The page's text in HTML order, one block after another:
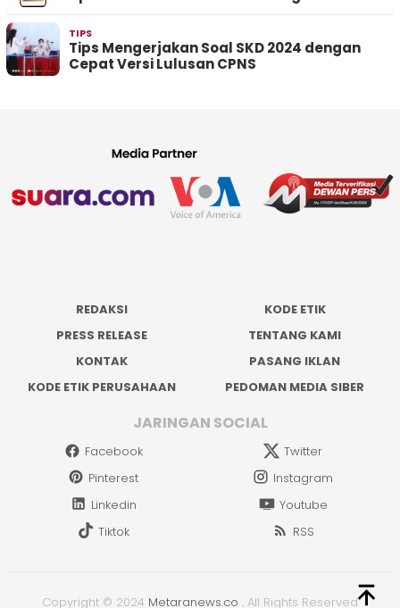
TIPS
Tips Mengerjakan Soal SKD 2024 dengan
Cepat Versi Lulusan CPNS
REDAKSI
KODE ETIK
PRESS RELEASE
TENTANG KAMI
KONTAK
PASANG IKLAN
KODE ETIK PERUSAHAAN
PEDOMAN MEDIA SIBER
JARINGAN SOCIAL
Facebook
Twitter
Pinterest
Instagram
Linkedin
Youtube
Tiktok
RSS
Copyright © 2024 Metaranews.co . All Rights Reserved